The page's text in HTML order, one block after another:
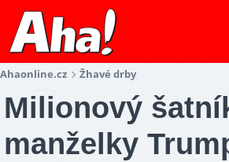
Ahaonline.cz Žhavé drby
Milionový
manželky